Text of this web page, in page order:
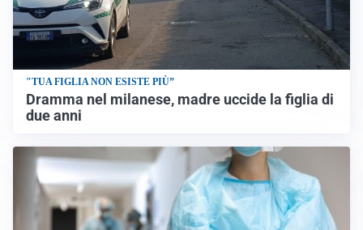
"TUA FIGLIA NON ESISTE PIÙ”
Dramma nel milanese, madre uccide la figlia di
due anni